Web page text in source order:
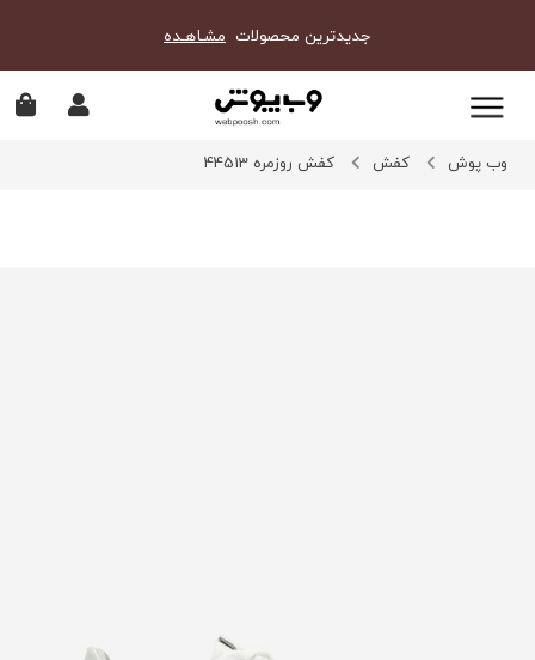
جدیدترین محصولات مشـاهـده
وب پوش کفش کفش روزمره 44513